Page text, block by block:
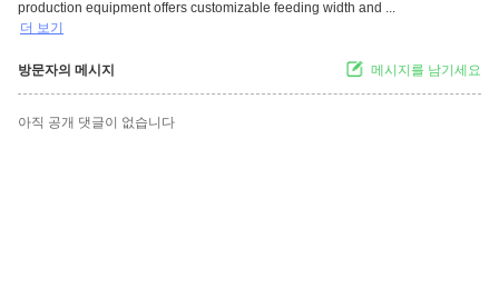
production equipment offers customizable feeding width and ...
더 보기
방문자의 메시지 메시지를 남기세요
아직 공개 댓글이 없습니다